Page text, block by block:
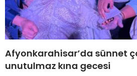
Afyonkarahisar’da sünnet
unutulmaz kına gecesi